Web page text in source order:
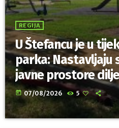
REGIJA
U Štefancu je u
parka: Nastavljaju
javne prostore
Trnovec
today 07/08/2026 5